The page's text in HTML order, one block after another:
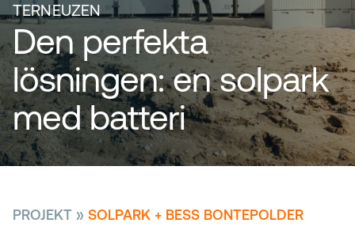
TERNEUZEN
Den perfekta
lösningen: en solpark
med batteri
PROJEKT » SOLPARK + BESS BONTEPOLDER